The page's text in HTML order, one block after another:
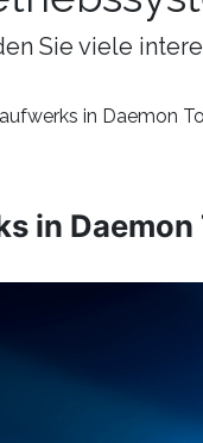
Sie viele
in Daemon
in Daemon